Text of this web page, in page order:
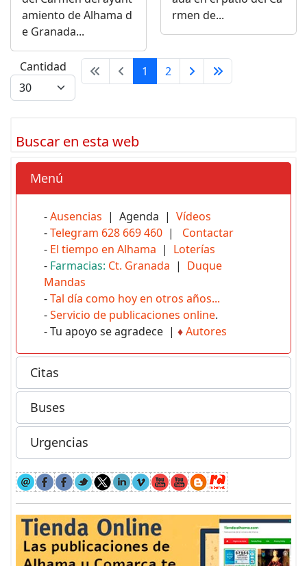
amiento de Alhama d
e Granada...
rmen de...
Cantidad 1 2
Buscar en esta web
Menú
-Ausencias | Agenda | Vídeos
-Telegram 628 669 460 | Contactar
- El tiempo en Alhama | Loterías
- Farmacias: Ct. Granada | Duque
Mandas
-Tal día como hoy en otros años...
-Servicio de publicaciones online.
- Tu apoyo se agradece | ♦Autores
Citas
Buses
Urgencias